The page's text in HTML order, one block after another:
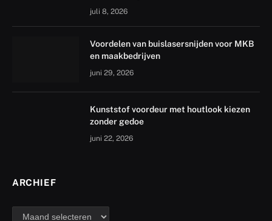
juli 8, 2026
Voordelen van buislasersnijden voor MKB
en maakbedrijven
juni 29, 2026
Kunststof voordeur met houtlook kiezen
zonder gedoe
juni 22, 2026
ARCHIEF
archief